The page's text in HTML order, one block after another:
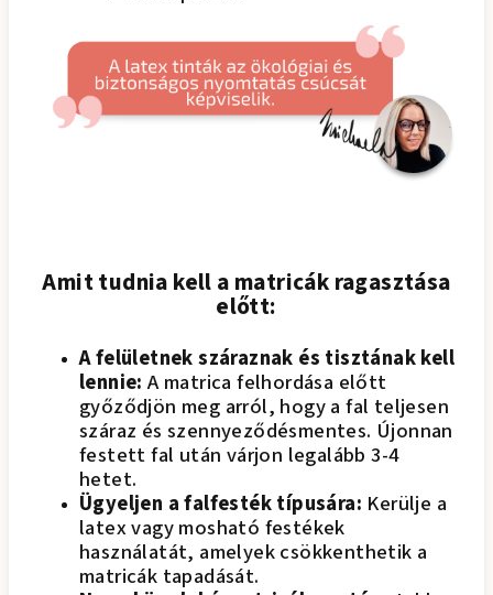
Amit tudnia kell a matricák ragasztása
előtt:
A felületnek száraznak és tisztának kell
lennie:A matrica felhordása előtt
győződjön meg arról, hogy a fal teljesen
száraz és szennyeződésmentes. Újonnan
festett fal után várjon legalább 3-4
hetet.
Ügyeljen a falfesték típusára: Kerülje a
latex vagy mosható festékek
használatát, amelyek csökkenthetik a
matricák tapadását.